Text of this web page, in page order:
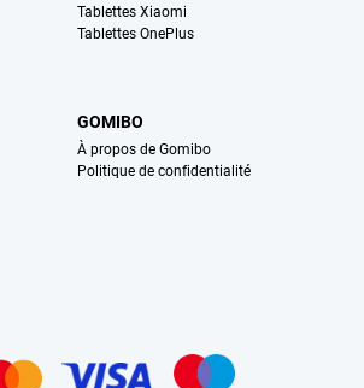
Tablettes Xiaomi
Tablettes OnePlus
GOMIBO
À propos de Gomibo
Politique de confidentialité